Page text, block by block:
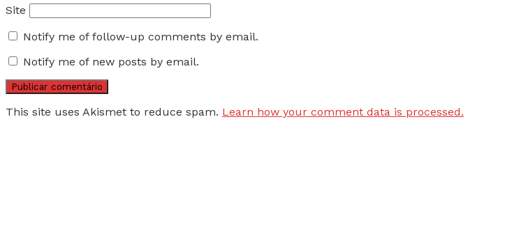
Site
Notify me of follow-up comments by email.
Notify me of new posts by email.
This site uses Akismet to reduce spam. Learn how your comment data is processed.